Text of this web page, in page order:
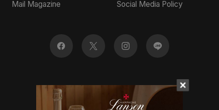
Mail Magazine
Social Media Policy
© 2022 Mottox inc.